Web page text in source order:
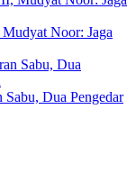
Noor: Jaga
Sabu, Dua Pengedar